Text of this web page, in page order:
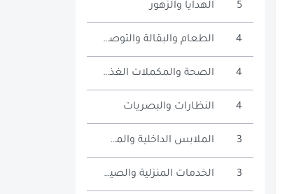
الهدايا والزهور 5
الطعام والبقالة والتوصيل 4
الصحة والمكملات الغذائية 4
النظارات والبصريات 4
الملابس الداخلية والمشدات 3
الخدمات المنزلية والصيانة 3